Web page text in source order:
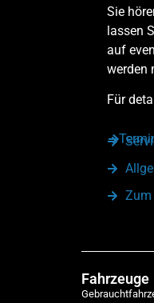
Sie
lassen
auf
werden
Für
Zum
Fahrzeuge